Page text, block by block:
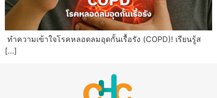
ทำความเข้าใจโรคหลอดลมอุดกั้นเรื้อรัง (COPD)! เรียนรู้ส
[…]